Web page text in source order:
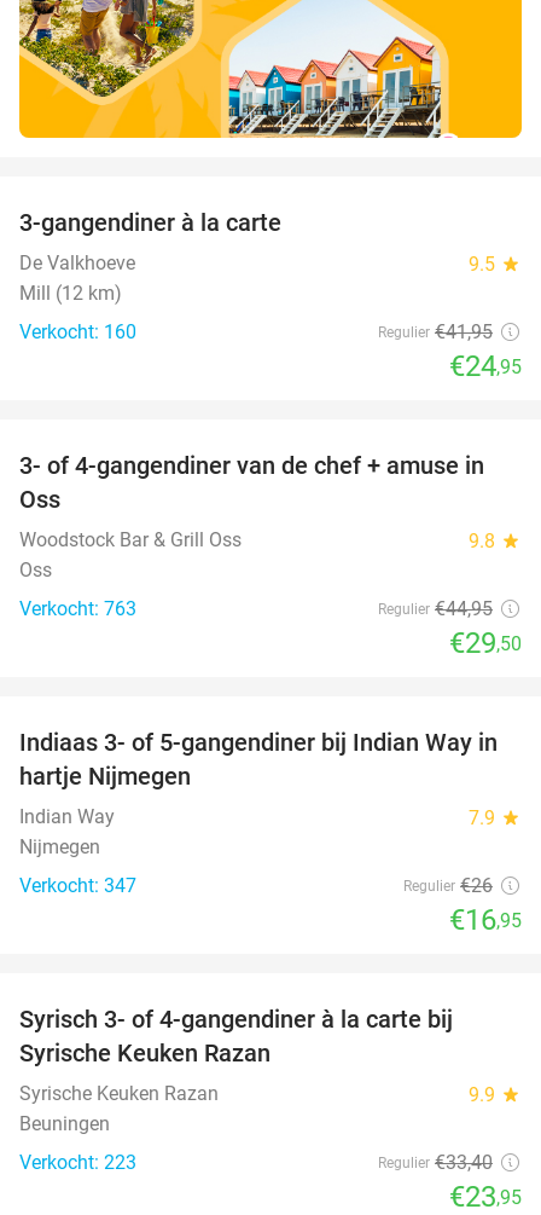
3-gangendiner à la carte
De Valkhoeve 9.5 star
Mill (12 km)
Verkocht: 160
Regulier €41,95
€24,95
34%
3- of 4-gangendiner van de chef + amuse in
Oss
Woodstock Bar & Grill Oss 9.8 star
Oss
Verkocht: 763
Regulier €44,95
€29,50
35%
Indiaas 3- of 5-gangendiner bij Indian Way in
hartje Nijmegen
Indian Way 7.9 star
Nijmegen
Verkocht: 347
Regulier €26
€16,95
Syrisch 3- of 4-gangendiner à la carte bij
Syrische Keuken Razan
Syrische Keuken Razan 9.9 star
Beuningen
Verkocht: 223
Regulier €33,40
€23,95